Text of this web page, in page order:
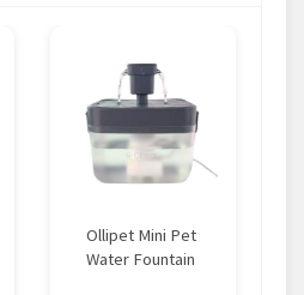
Ollipet Mini Pet
Water Fountain